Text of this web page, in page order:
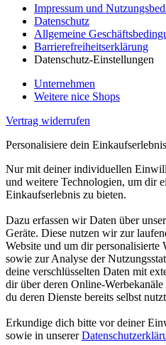
Impressum und
Datenschutz
Allgemeine
Barrierefreiheitserklärung
Datenschutz-Einstellungen
Unternehmen
Weitere nice Shops
Vertrag widerrufen
Personalisiere dein Einkaufserlebnis
Nur mit deiner individuellen
und weitere Technologien, um dir
Einkaufserlebnis zu bieten.
Dazu erfassen wir Daten über
Geräte. Diese nutzen wir zur
Website und um dir personalisierte
sowie zur Analyse der
deine verschlüsselten Daten mit
dir über deren Online-
du deren Dienste bereits selbst
Erkundige dich bitte vor deiner
sowie in unserer